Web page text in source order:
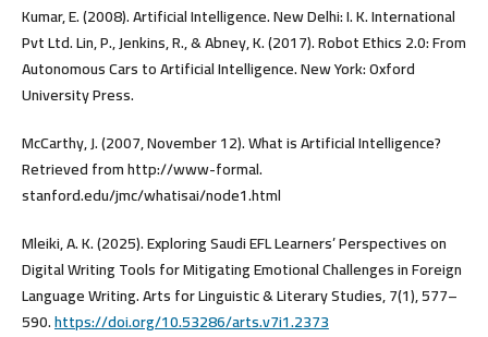
Kumar, E. (2008). Artificial Intelligence. New Delhi: I. K. International
Pvt Ltd. Lin, P., Jenkins, R., & Abney, K. (2017). Robot Ethics 2.0: From
Autonomous Cars to Artificial Intelligence. New York: Oxford
University Press.
McCarthy, J. (2007, November 12). What is Artificial Intelligence?
Retrieved from http://www-formal.
stanford.edu/jmc/whatisai/node1.html
Mleiki, A. K. (2025). Exploring Saudi EFL Learners’ Perspectives on
Digital Writing Tools for Mitigating Emotional Challenges in Foreign
Language Writing. Arts for Linguistic & Literary Studies, 7(1), 577–
590.https://doi.org/10.53286/arts.v7i1.2373